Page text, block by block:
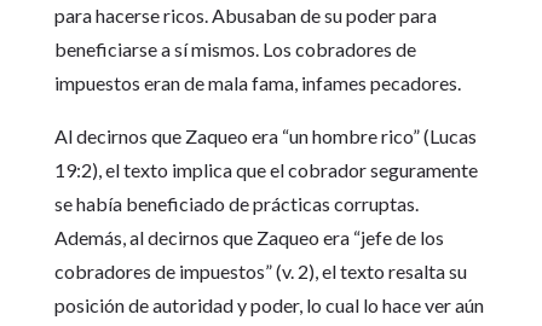
para hacerse ricos. Abusaban de su poder para
beneficiarse a sí mismos. Los cobradores de
impuestos eran de mala fama, infames pecadores.
Al decirnos que Zaqueo era “un hombre rico” (Lucas
19:2), el texto implica que el cobrador seguramente
se había beneficiado de prácticas corruptas.
Además, al decirnos que Zaqueo era “jefe de los
cobradores de impuestos” (v. 2), el texto resalta su
posición de autoridad y poder, lo cual lo hace ver aún